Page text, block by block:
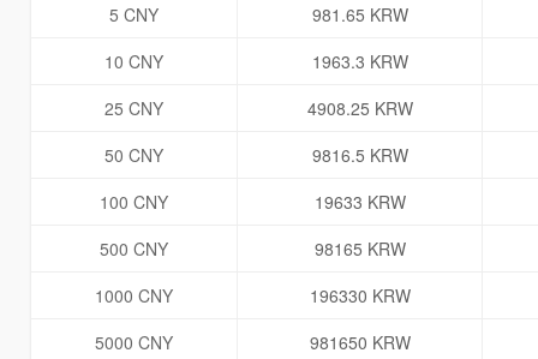
5 CNY
981.65 KRW
10 CNY
1963.3 KRW
25 CNY
4908.25 KRW
50 CNY
9816.5 KRW
100 CNY
19633 KRW
500 CNY
98165 KRW
1000 CNY
196330 KRW
5000 CNY
981650 KRW